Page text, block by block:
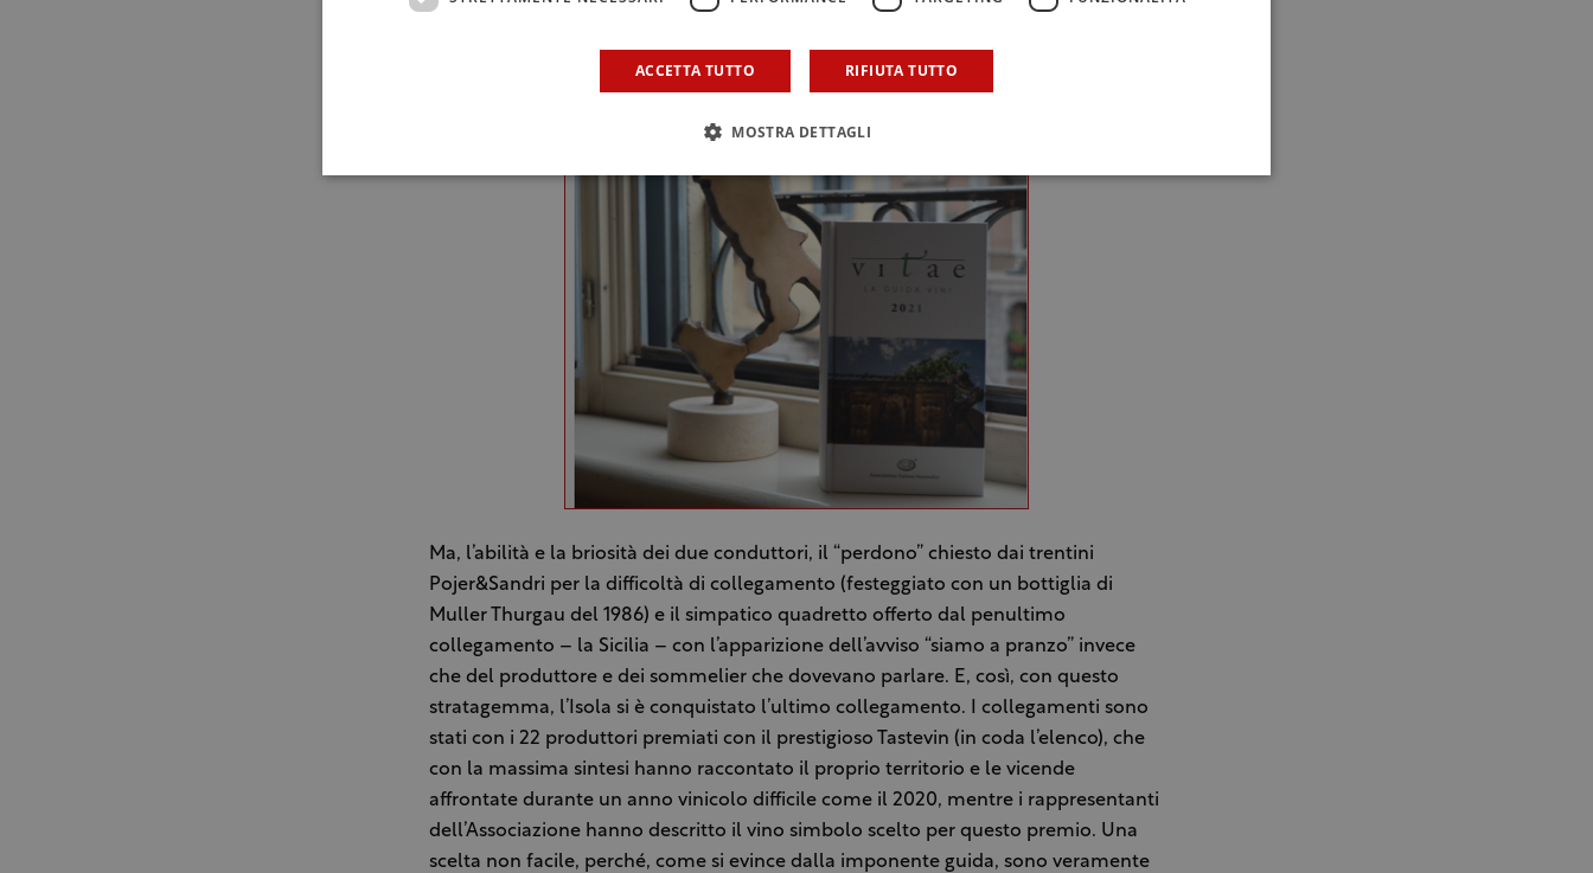
Ma, l’abilità e la briosità dei due conduttori, il “perdono” chiesto dai trentini
Pojer&Sandri per la difficoltà di collegamento (festeggiato con un bottiglia di
Muller Thurgau del 1986) e il simpatico quadretto offerto dal penultimo
collegamento – la Sicilia – con l’apparizione dell’avviso “siamo a pranzo” invece
che del produttore e dei sommelier che dovevano parlare. E, così, con questo
stratagemma, l’Isola si è conquistato l’ultimo collegamento. I collegamenti sono
stati con i 22 produttori premiati con il prestigioso Tastevin (in coda l’elenco), che
con la massima sintesi hanno raccontato il proprio territorio e le vicende
affrontate durante un anno vinicolo difficile come il 2020, mentre i rappresentanti
dell’Associazione hanno descritto il vino simbolo scelto per questo premio. Una
scelta non facile, perché, come si evince dalla imponente guida, sono veramente
ACCETTA TUTTO RIFIUTA TUTTO
MOSTRA DETTAGLI